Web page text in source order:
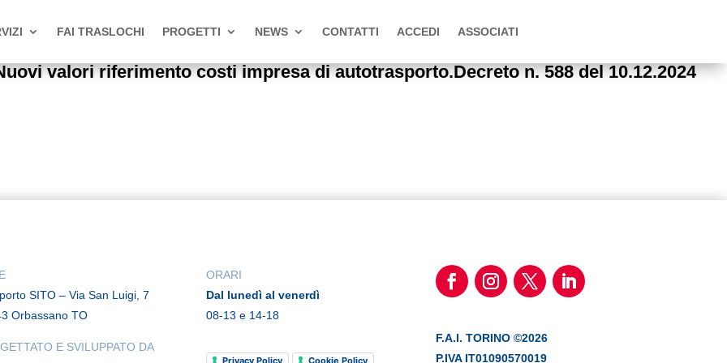
FAI TRASLOCHI PROGETTI NEWS CONTATTI ACCEDI ASSOCIATI
valori riferimento costi impresa di autotrasporto.Decreto n. 588 del 10.12.2024
SITO – Via San Luigi, 7
Orbassano TO
E SVILUPPATO DA
ORARI
Dal lunedì al venerdì
08-13 e 14-18
Privacy Policy Cookie Policy
F.A.I. TORINO ©2026
P.IVA IT01090570019